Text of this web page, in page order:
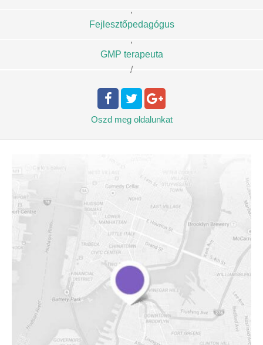
,
Fejlesztőpedagógus
,
GMP terapeuta
/
Oszd meg oldalunkat